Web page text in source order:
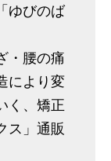
ゆびのば
・腰の痛
により変
く、矯正
ス」通販